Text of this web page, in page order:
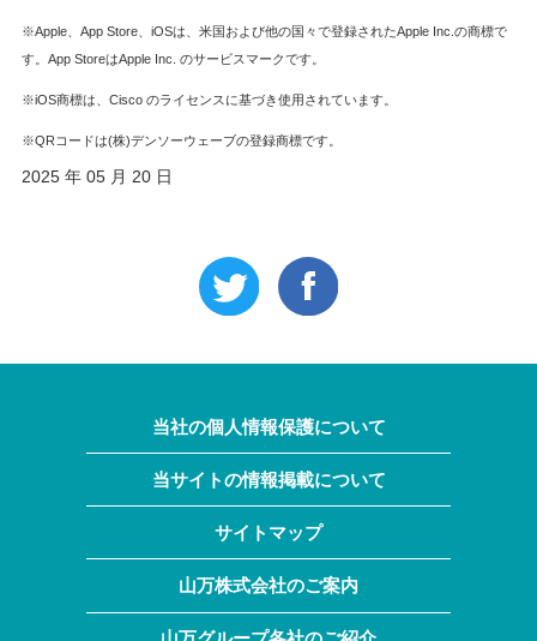
※Apple、App Store、iOSは、米国および他の国々で登録されたApple Inc.の商標で
す。App StoreはApple Inc. のサービスマークです。
※iOS商標は、Cisco のライセンスに基づき使用されています。
※QRコードは(株)デンソーウェーブの登録商標です。
2025 年 05 月 20 日
当社の個人情報保護について
当サイトの情報掲載について
サイトマップ
山万株式会社のご案内